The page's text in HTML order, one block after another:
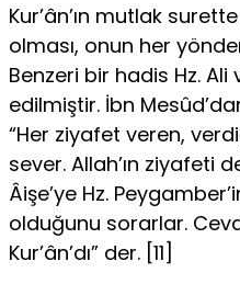
Kur’ân’ın mutlak
olması, onun her
Benzeri bir hadis Hz. Ali
edilmiştir. İbn
“Her ziyafet veren,
sever. Al­lah’ın ziyafeti
Âişe’ye Hz.
olduğunu sorarlar.
Kur’ân’dı” der. [11]